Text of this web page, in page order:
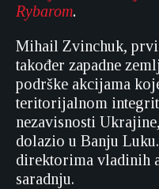
Rybarom.
Mihail Zvinchuk,
također zapadne
podrške akcijama
teritorijalnom
nezavisnosti
dolazio u Banju
direktorima vladinih
saradnju.